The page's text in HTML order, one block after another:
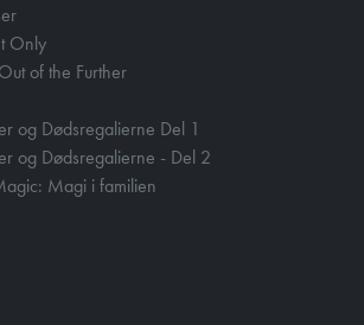
Only
of the Further
og Dødsregalierne Del 1
og Dødsregalierne - Del 2
Magi i familien